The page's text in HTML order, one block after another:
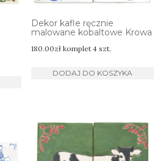
Dekor kafle ręcznie
malowane kobaltowe Krowa
180.00zł komplet 4 szt.
DODAJ DO KOSZYKA